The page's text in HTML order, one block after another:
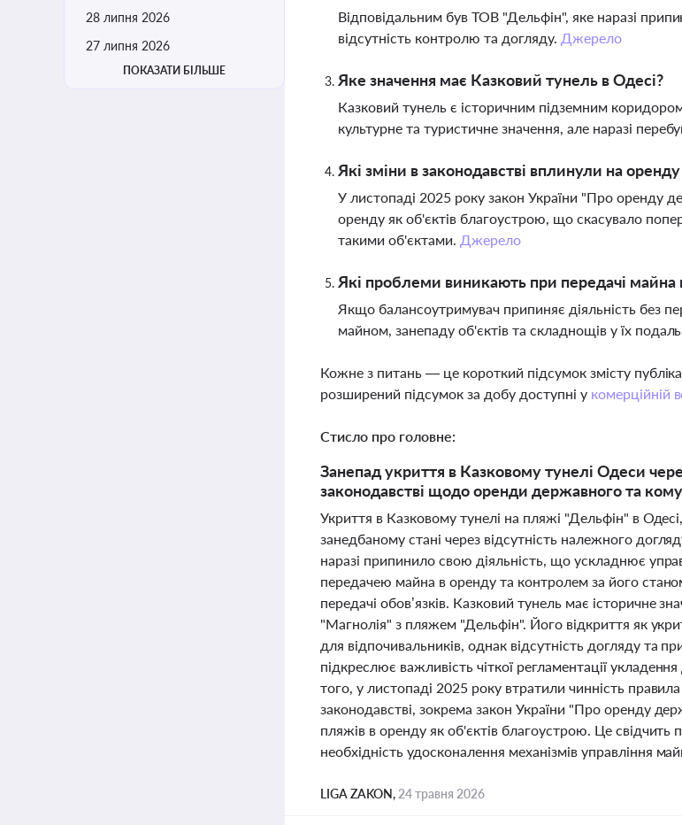
28 липня 2026
27 липня 2026
ПОКАЗАТИ БІЛЬШЕ
Відповідальним був ТОВ "Дельфін", яке наразі
відсутність контролю та догляду. Джерело
Яке значення має Казковий тунель в Одесі?
Казковий тунель є історичним підземним
культурне та туристичне значення, але наразі
Які зміни в законодавстві вплинули на
У листопаді 2025 року закон України "Про оренду
оренду як об'єктів благоустрою, що скасувало
такими об'єктами. Джерело
Які проблеми виникають при передачі майна
Якщо балансоутримувач припиняє діяльність без
майном, занепаду об'єктів та складнощів у їх
Кожне з питань — це короткий підсумок змісту
розширений підсумок за добу доступні у комерційній
Стисло про головне:
Занепад укриття в Казковому тунелі Одеси
законодавстві щодо оренди державного та
Укриття в Казковому тунелі на пляжі "Дельфін" в
занедбаному стані через відсутність належного
наразі припинило свою діяльність, що ускладнює
передачею майна в оренду та контролем за його
передачі обов’язків. Казковий тунель має історичне
"Магнолія" з пляжем "Дельфін". Його відкриття як
для відпочивальників, однак відсутність догляду та
підкреслює важливість чіткої регламентації
того, у листопаді 2025 року втратили чинність
законодавстві, зокрема закон України "Про оренду
пляжів в оренду як об'єктів благоустрою. Це
необхідність удосконалення механізмів управління
LIGA ZAKON, 24 травня 2026